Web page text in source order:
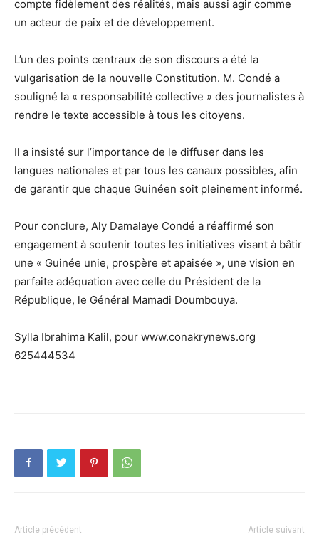
compte fidèlement des réalités, mais aussi agir comme
un acteur de paix et de développement.
L’un des points centraux de son discours a été la
vulgarisation de la nouvelle Constitution. M. Condé a
souligné la « responsabilité collective » des journalistes à
rendre le texte accessible à tous les citoyens.
Il a insisté sur l’importance de le diffuser dans les
langues nationales et par tous les canaux possibles, afin
de garantir que chaque Guinéen soit pleinement informé.
Pour conclure, Aly Damalaye Condé a réaffirmé son
engagement à soutenir toutes les initiatives visant à bâtir
une « Guinée unie, prospère et apaisée », une vision en
parfaite adéquation avec celle du Président de la
République, le Général Mamadi Doumbouya.
Sylla Ibrahima Kalil, pour www.conakrynews.org
625444534
Article précédent Article suivant